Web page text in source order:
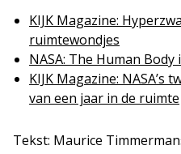
KIJK Magazine:
ruimtewondjes
NASA: The Human Body
KIJK Magazine: NASA’s
van een jaar in de ruimte
Tekst: Maurice